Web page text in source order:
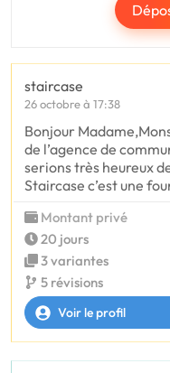
staircase
26 octobre à 17:38
Bonjour
de l’agence de
serions très heureux
Staircase c’est une
Montant privé
20 jours
3 variantes
5 révisions
Voir le profil